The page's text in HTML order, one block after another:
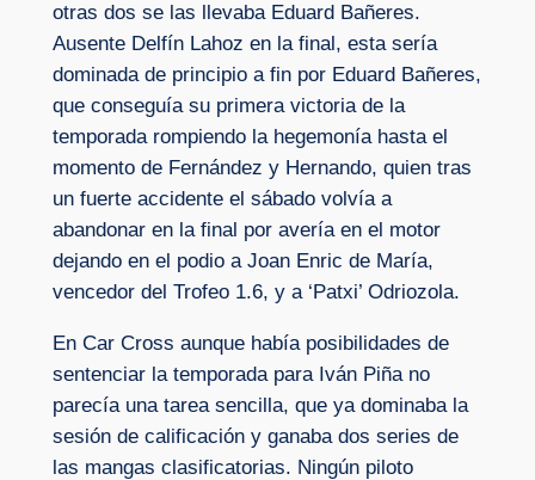
otras dos se las llevaba Eduard Bañeres.
Ausente Delfín Lahoz en la final, esta sería
dominada de principio a fin por Eduard Bañeres,
que conseguía su primera victoria de la
temporada rompiendo la hegemonía hasta el
momento de Fernández y Hernando, quien tras
un fuerte accidente el sábado volvía a
abandonar en la final por avería en el motor
dejando en el podio a Joan Enric de María,
vencedor del Trofeo 1.6, y a ‘Patxi’ Odriozola.
En Car Cross aunque había posibilidades de
sentenciar la temporada para Iván Piña no
parecía una tarea sencilla, que ya dominaba la
sesión de calificación y ganaba dos series de
las mangas clasificatorias. Ningún piloto